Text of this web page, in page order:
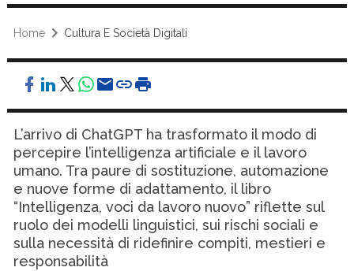
Home Cultura E Società Digitali
L’arrivo di ChatGPT ha trasformato il modo di
percepire l’intelligenza artificiale e il lavoro
umano. Tra paure di sostituzione, automazione
e nuove forme di adattamento, il libro
“Intelligenza, voci da lavoro nuovo” riflette sul
ruolo dei modelli linguistici, sui rischi sociali e
sulla necessità di ridefinire compiti, mestieri e
responsabilità